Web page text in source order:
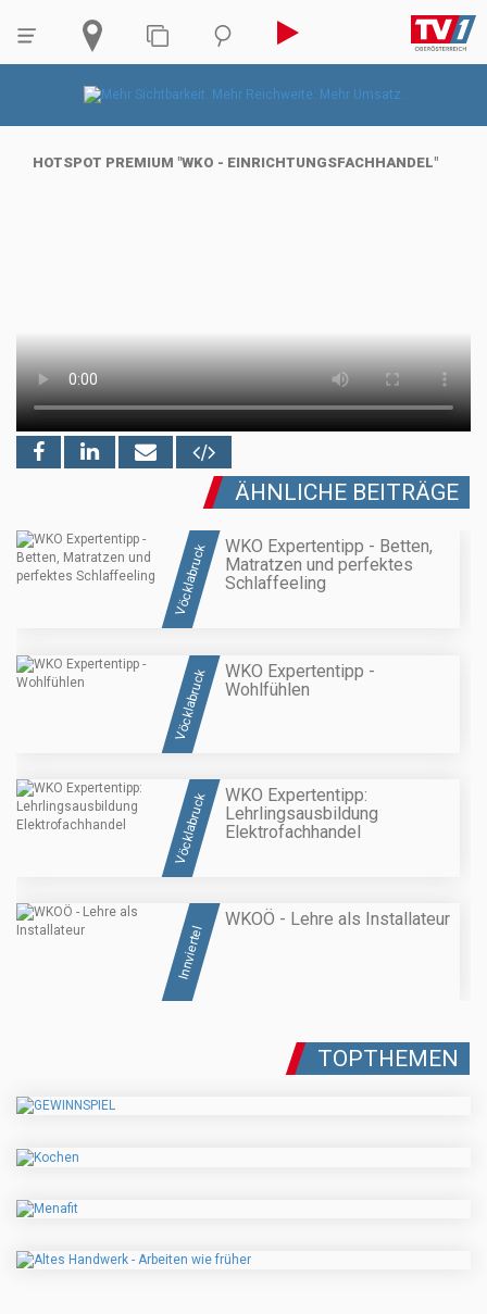
HOTSPOT PREMIUM "WKO - EINRICHTUNGSFACHHANDEL"
ÄHNLICHE BEITRÄGE
Vöcklabruck
WKO Expertentipp - Betten,
Matratzen und perfektes
Schlaffeeling
Vöcklabruck
WKO Expertentipp -
Wohlfühlen
Vöcklabruck
WKO Expertentipp:
Lehrlingsausbildung
Elektrofachhandel
Innviertel
WKOÖ - Lehre als Installateur
TOPTHEMEN